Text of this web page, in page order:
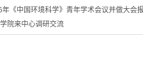
《中国环境科学》青年学术会议并做大会
院来中心调研交流